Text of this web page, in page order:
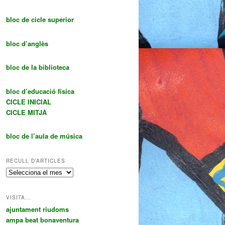
bloc de cicle superior
bloc d’anglès
bloc de la biblioteca
bloc d’educació física
CICLE INICIAL
CICLE MITJÀ
bloc de l’aula de música
RECULL D’ARTICLES
R
U
L
L
VISITA...
ajuntament riudoms
ampa beat bonaventura